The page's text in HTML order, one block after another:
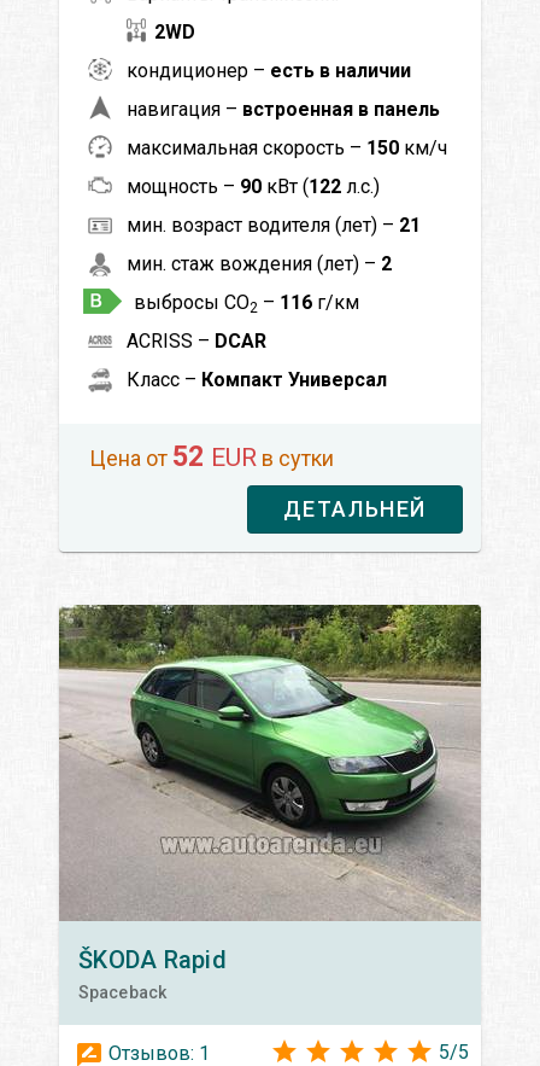
2WD
кондиционер – есть в наличии
навигация – встроенная в панель
максимальная скорость – 150 км/ч
мощность – 90 кВт (122 л.с.)
мин. возраст водителя (лет) – 21
мин. стаж вождения (лет) – 2
выбросы CO2 – 116 г/км
ACRISS – DCAR
Класс – Компакт Универсал
Цена от 52 EUR в сутки
ДЕТАЛЬНЕЙ
ŠKODA Rapid
Spaceback
Отзывов: 1 5/5